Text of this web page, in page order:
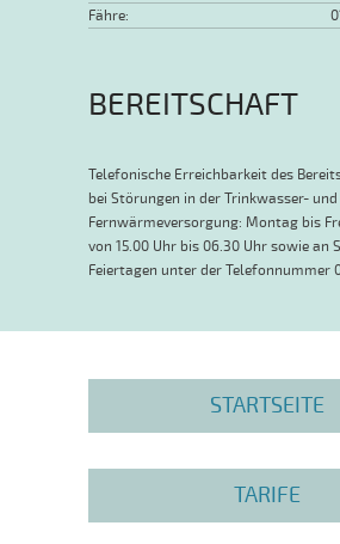
Fähre:
BEREITSCHAFT
Telefonische Erreichbarkeit des
bei Störungen in der Trinkwasser- und
Fernwärmeversorgung: Montag bis
von 15.00 Uhr bis 06.30 Uhr sowie an
Feiertagen unter der Telefonnummer
STARTSEITE
TARIFE